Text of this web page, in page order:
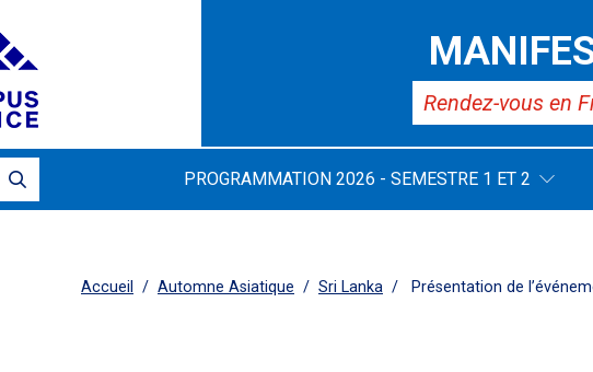
Rendez-vous en
PROGRAMMATION 2026 - SEMESTRE 1 ET 2
Accueil Automne Asiatique Sri Lanka Présentation de